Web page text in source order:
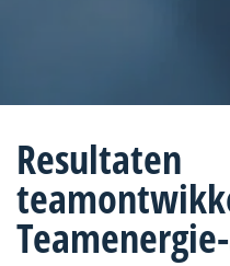
Resultaten